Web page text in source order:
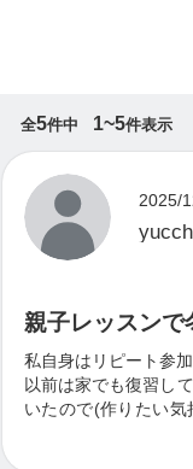
ご参加者さま
☆ティータイム
セミナーで作る
を数種お出ししま
ティータイム
☆セミナー終了
レシピに記載の
土産としてお渡
ご自宅でのお
全5件中 1~5件表示
2025/
親子レッスン
私自身はリピート参
以前は家でも復習し
いたので(作りたい気